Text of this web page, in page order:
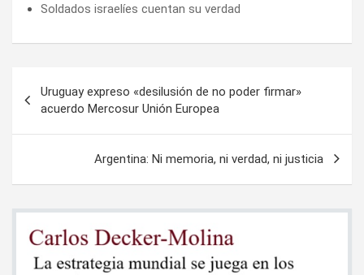
Soldados israelíes cuentan su verdad
de
entradas
Uruguay expreso «desilusión de no poder firmar»
acuerdo Mercosur Unión Europea
Argentina: Ni memoria, ni verdad, ni justicia